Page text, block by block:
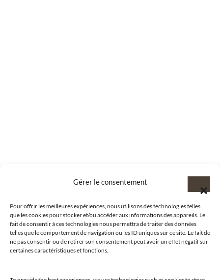
Gérer le consentement
Pour offrir les meilleures expériences, nous utilisons des technologies telles
que les cookies pour stocker et/ou accéder aux informations des appareils. Le
fait de consentir à ces technologies nous permettra de traiter des données
telles que le comportement de navigation ou les ID uniques sur ce site. Le fait de
ne pas consentir ou de retirer son consentement peut avoir un effet négatif sur
certaines caractéristiques et fonctions.
@clubamilcar